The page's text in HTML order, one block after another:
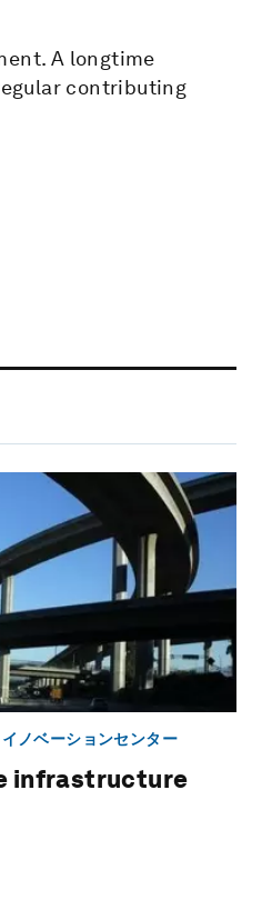
A longtime
contributing
ノベーションセンター
infrastructure